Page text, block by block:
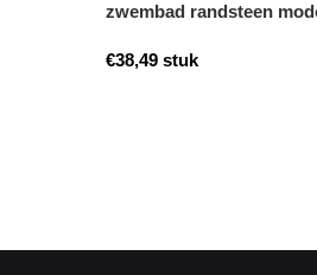
zwembad randsteen
€38,49 stuk